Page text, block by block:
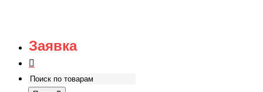
Заявка